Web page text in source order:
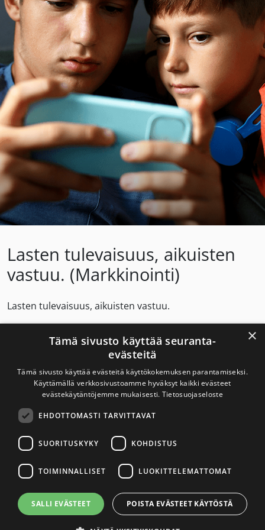
Lasten tulevaisuus, aikuisten
vastuu. (Markkinointi)
Lasten tulevaisuus, aikuisten vastuu.
Lapsia on suojeltava nikotiinituotteiden markkinoinnilta
– myös somessa.
Savuton Suomi 2030
tavoitteena on tupakaton ja nikotiiniton Suomi.
Yhteystiedot
×
Tämä sivusto käyttää seuranta-
evästeitä
Tämä sivusto käyttää evästeitä käyttökokemuksen parantamiseksi.
Käyttämällä verkkosivustoamme hyväksyt kaikki evästeet
evästekäytäntöjemme mukaisesti. Tietosuojaseloste
EHDOTTOMASTI TARVITTAVAT
SUORITUSKYKY KOHDISTUS
TOIMINNALLISET LUOKITTELEMATTOMAT
SALLI EVÄSTEET POISTA EVÄSTEET KÄYTÖSTÄ